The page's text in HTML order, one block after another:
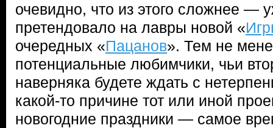
очевидно, что из этого сложнее —
претендовало на лавры новой «
очередных «Пацанов». Тем не
потенциальные любимчики, чьи
наверняка будете ждать с
какой-то причине тот или иной
новогодние праздники — самое